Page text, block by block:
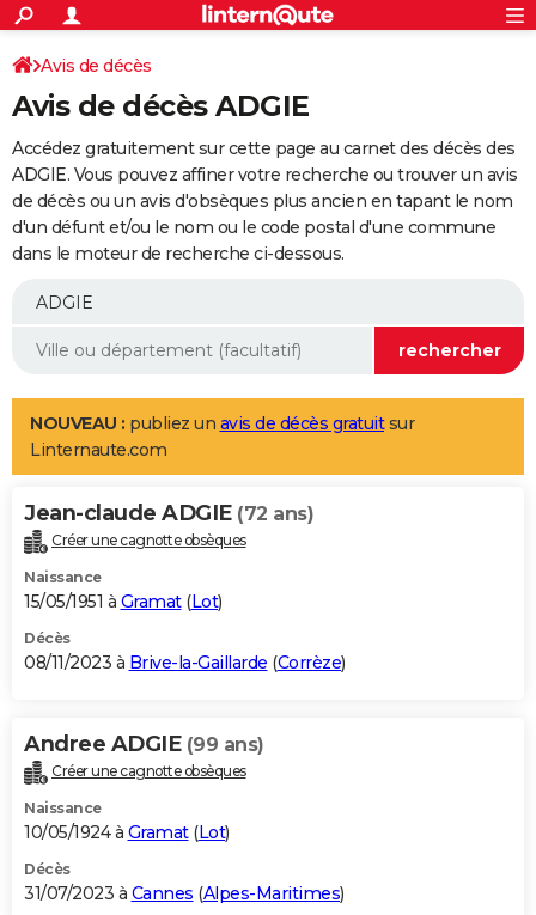
ACTUALITÉS
Politique
Société
Faits Divers
Education
Monde
Villes
+
SPORT
Coupe du monde 2026
Football
Tennis
Cyclisme
Rugby
Forum
Programme TV
TNT
Streaming
Cinéma
Sorties cinéma
Musique
+
FINANCE
Retraite
Impôts
Epargne
Immobilier
Risques naturels par ville
Banque
Assurance
Crédit
AUTO
Essais
Réserver un essai
Citadines
Berlines
SUV
Forum auto
+
Mobiles
Meilleur smartphone
Internet
Ordinateurs
Jeux vidéo
Guide high-tech
Aménagement intérieur
LIFESTYLE
Art de vivre
Bien-être
Loisirs
Mode
Modes de vie
Alimentation
Guide de la santé
Maladies
Médicaments
Sommeil
VOYAGE
Destinations
City break
Voyage nature
Voyage de noces
Forum
Climat
+PHOTO
GUIDES D'ACHAT
BONS PLANS
Carte de Noël
Carte Bonne année
Carte Saint-Valentin
Carte Pâques
Carte d'anniversaire
DICTIONNAIRE
Dictionnaire
Biographies
Citations
Expressions
Proverbes
PROGRAMME TV
S'inscrire
Se connecter
Lycées
Collèges
Primaires
Universités
Entreprises
Service militaire
Avis de recherche
AVIS DE DÉCÈS
Avis de décès
Avis de décès ADGIE
Accédez gratuitement sur cette page au carnet des décès des
ADGIE. Vous pouvez affiner votre recherche ou trouver un avis
de décès ou un avis d'obsèques plus ancien en tapant le nom
d'un défunt et/ou le nom ou le code postal d'une commune
dans le moteur de recherche ci-dessous.
NOUVEAU : publiez un avis de décès gratuitsur
Linternaute.com
Jean-claude ADGIE (72 ans)
Créer une cagnotte obsèques
Naissance
15/05/1951 à Gramat(Lot)
Décès
08/11/2023 à Brive-la-Gaillarde (Corrèze)
Andree ADGIE (99 ans)
Créer une cagnotte obsèques
Naissance
10/05/1924 à Gramat(Lot)
Décès
31/07/2023 à Cannes (Alpes-Maritimes)